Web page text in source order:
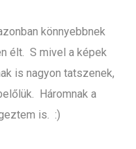
könnyebbnek
élt. S mivel a képek
is nagyon tatszenek,
Háromnak a
is. :)